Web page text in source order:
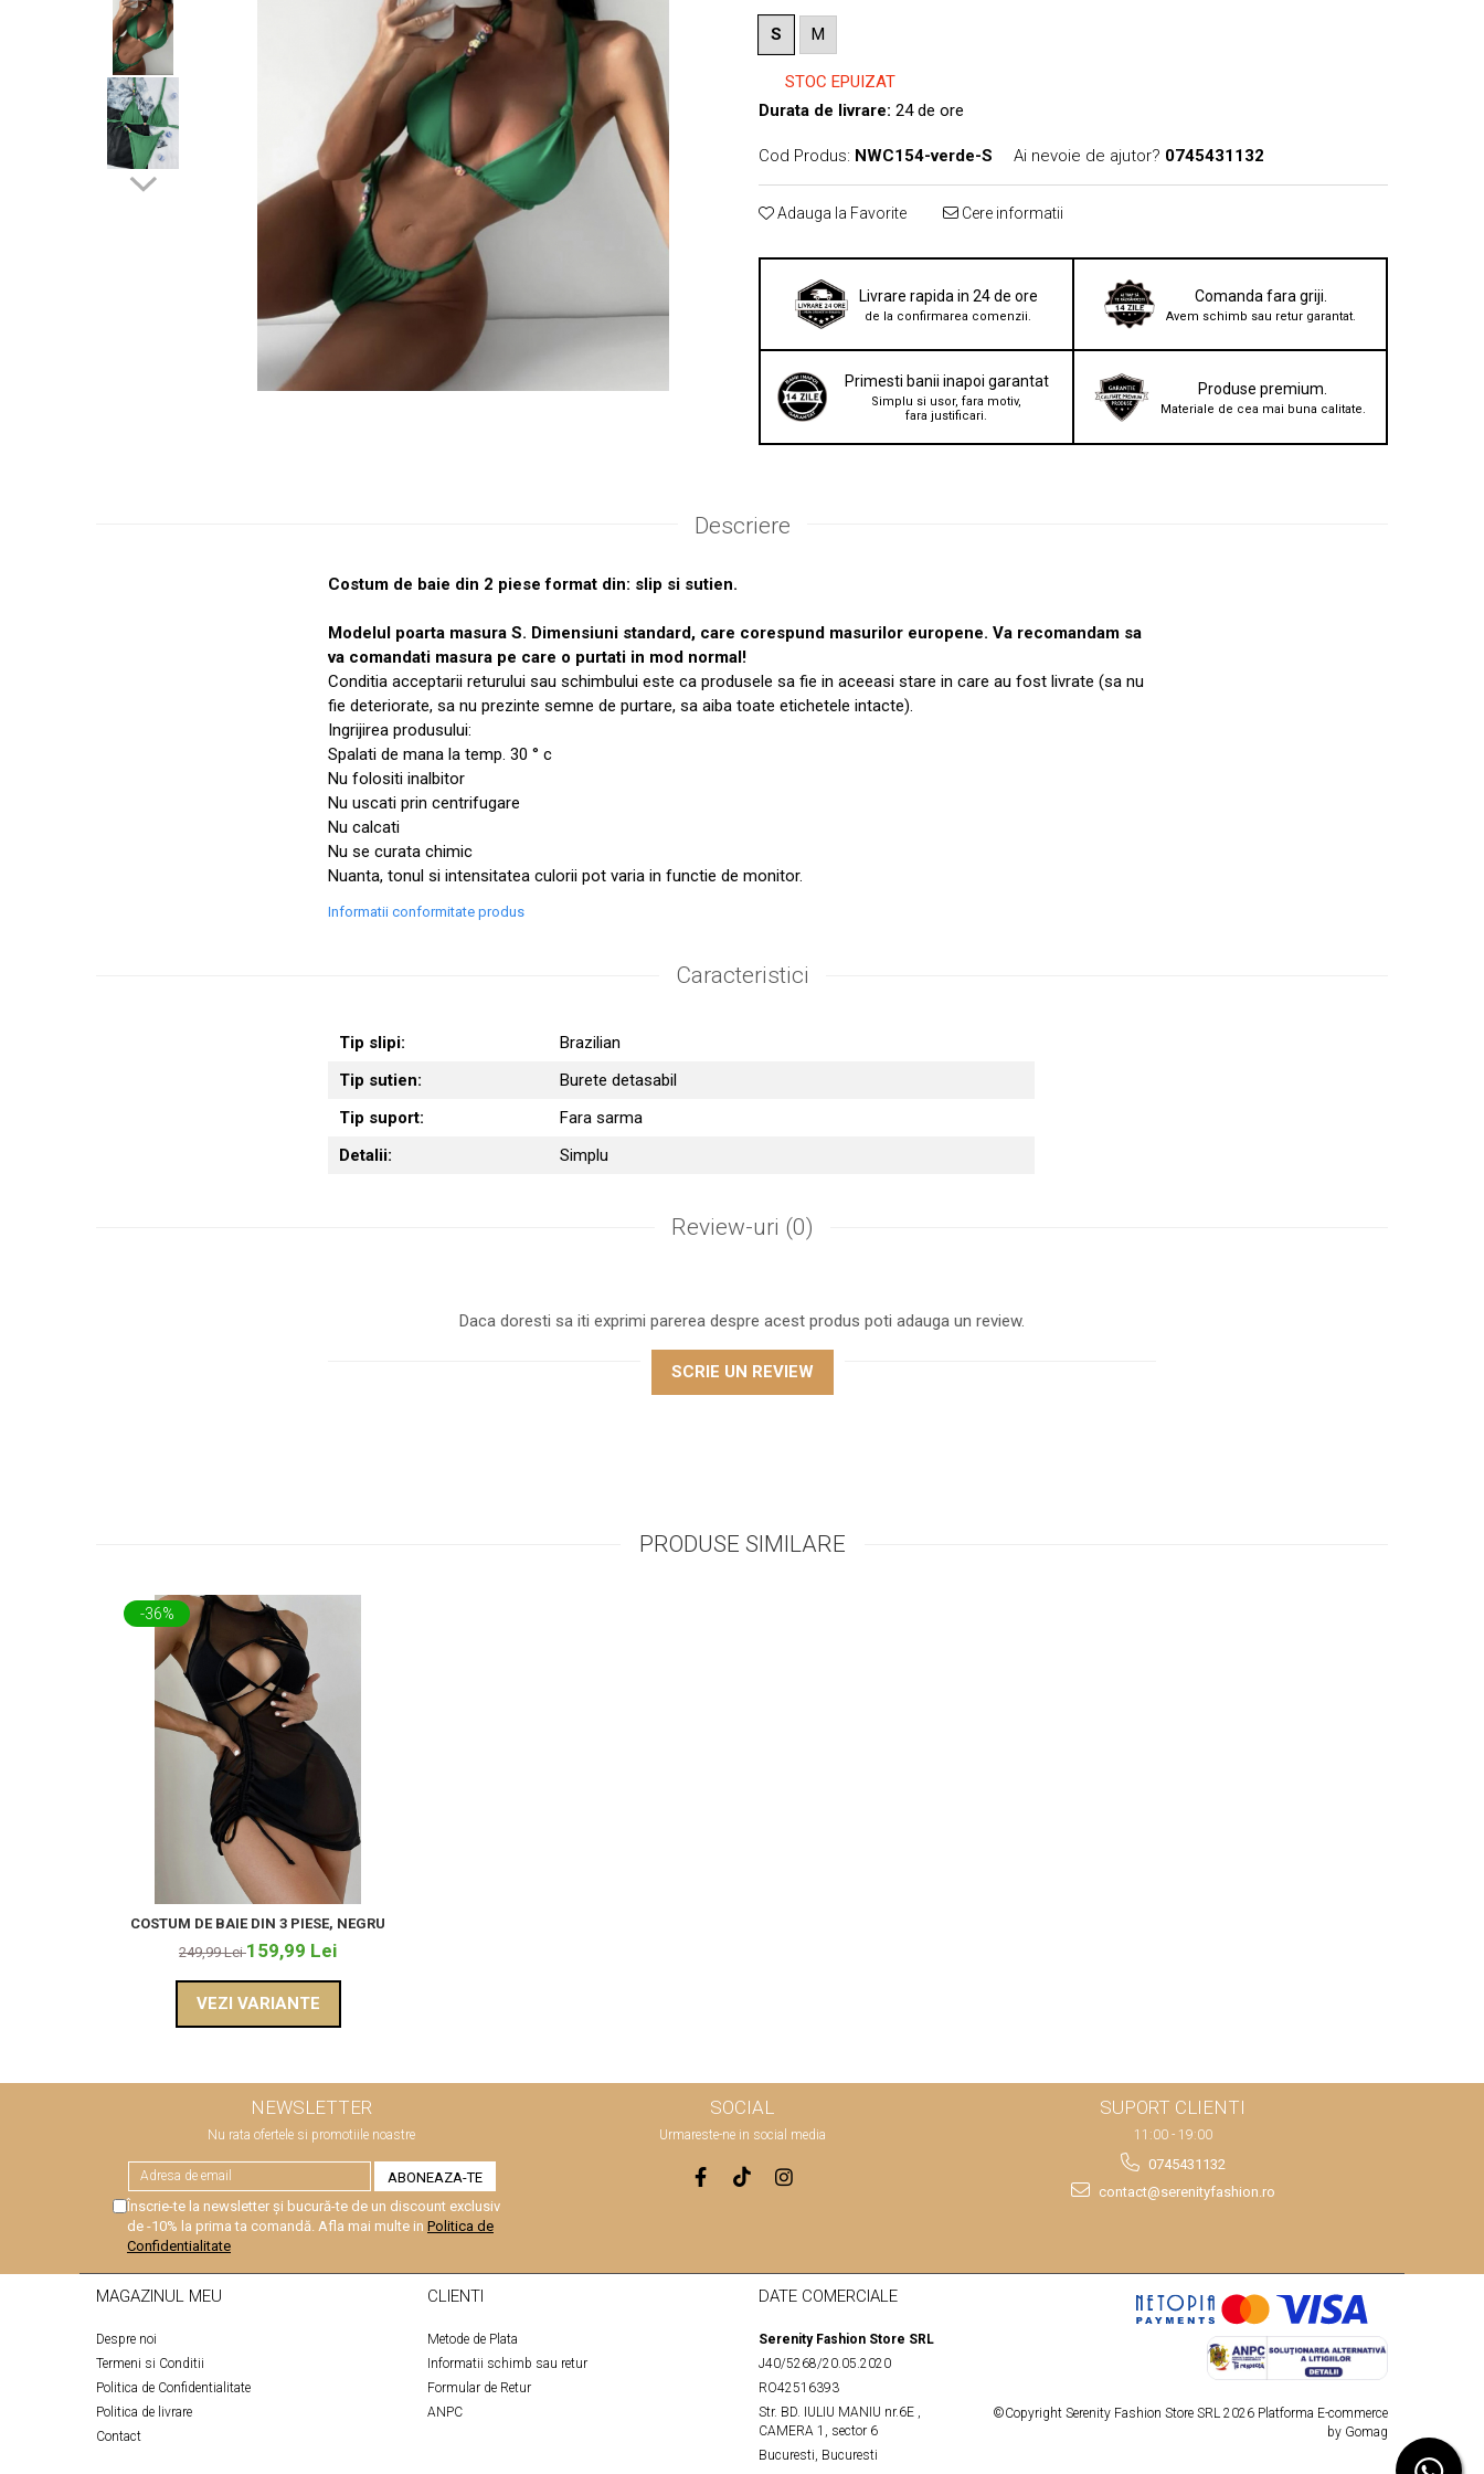
S M
STOC EPUIZAT
Durata de livrare: 24 de ore
Cod Produs: NWC154-verde-S Ai nevoie de ajutor? 0745431132
Adauga la Favorite Cere informatii
Livrare rapida in 24 de ore
de la confirmarea comenzii.
Comanda fara griji.
Avem schimb sau retur garantat.
Primesti banii inapoi garantat
Simplu si usor, fara motiv,
fara justificari.
Produse premium.
Materiale de cea mai buna calitate.
Descriere
Costum de baie din 2 piese format din: slip si sutien.
Modelul poarta masura S. Dimensiuni standard, care corespund masurilor europene. Va recomandam sa
va comandati masura pe care o purtati in mod normal!
Conditia acceptarii returului sau schimbului este ca produsele sa fie in aceeasi stare in care au fost livrate (sa nu
fie deteriorate, sa nu prezinte semne de purtare, sa aiba toate etichetele intacte).
Ingrijirea produsului:
Spalati de mana la temp. 30 ° c
Nu folositi inalbitor
Nu uscati prin centrifugare
Nu calcati
Nu se curata chimic
Nuanta, tonul si intensitatea culorii pot varia in functie de monitor.
Informatii conformitate produs
Caracteristici
Tip slipi:
Brazilian
Tip sutien:
Burete detasabil
Tip suport:
Fara sarma
Detalii:
Simplu
Review-uri (0)
Daca doresti sa iti exprimi parerea despre acest produs poti adauga un review.
SCRIE UN REVIEW
PRODUSE SIMILARE
-36%
COSTUM DE BAIE DIN 3 PIESE, NEGRU
249,99 Lei159,99 Lei
VEZI VARIANTE
NEWSLETTER
Nu rata ofertele si promotiile noastre
Înscrie-te la newsletter și bucură-te de un discount exclusiv
de -10% la prima ta comandă. Afla mai multe in Politica de
Confidentialitate
SOCIAL
Urmareste-ne in social media
SUPORT CLIENTI
11:00 - 19:00
0745431132
contact@serenityfashion.ro
MAGAZINUL MEU
Despre noi
Termeni si Conditii
Politica de Confidentialitate
Politica de livrare
Contact
CLIENTI
Metode de Plata
Informatii schimb sau retur
Formular de Retur
ANPC
DATE COMERCIALE
Serenity Fashion Store SRL
J40/5268/20.05.2020
RO42516393
Str. BD. IULIU MANIU nr.6E ,
CAMERA 1, sector 6
Bucuresti, Bucuresti
©Copyright Serenity Fashion Store SRL 2026 Platforma E-commerce
by Gomag